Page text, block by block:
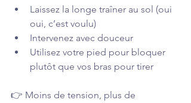
Laissez la longe traîner au sol (oui
oui, c’est voulu)
Intervenez avec douceur
Utilisez votre pied pour bloquer
plutôt que vos bras pour tirer
👉 Moins de tension, plus de